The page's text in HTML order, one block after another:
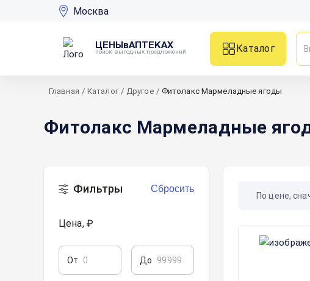
Москва
ЦЕНЫвАПТЕКАХ
поиск выгодных предложений
Каталог
Главная / Каталог / Другое / Фитолакс Мармеладные ягоды
Фитолакс Мармеладные
Фильтры Сбросить
Цена, ₽
От До
По цене,